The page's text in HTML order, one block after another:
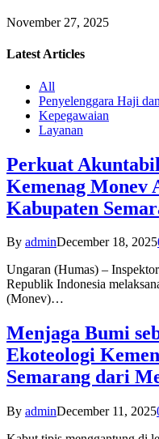
November 27, 2025
Latest Articles
All
Penyelenggara Haji
Kepegawaian
Layanan
Perkuat
Kemenag Monev
Kabupaten
By adminDecember 18, 2025
Ungaran (Humas) –
Republik Indonesia
(Monev)…
Menjaga Bumi
Ekoteologi
Semarang dari
By adminDecember 11, 2025